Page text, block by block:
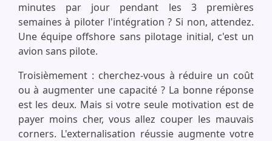
minutes par jour pendant les 3 premières
semaines à piloter l'intégration ? Si non, attendez.
Une équipe offshore sans pilotage initial, c'est un
avion sans pilote.
Troisièmement : cherchez-vous à réduire un coût
ou à augmenter une capacité ? La bonne réponse
est les deux. Mais si votre seule motivation est de
payer moins cher, vous allez couper les mauvais
corners. L'externalisation réussie augmente votre